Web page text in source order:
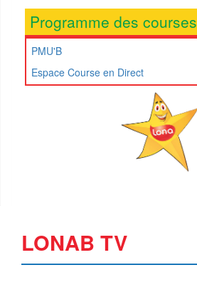
Programme des courses
PMU'B
Espace Course en Direct
LONAB TV